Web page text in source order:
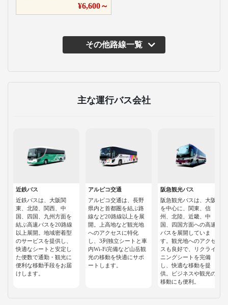
¥6,600～
その他路線一覧
主な運行バス会社
近鉄バス
近鉄バスは、大阪関
東、北陸、関西、中
国、四国、九州方面を
結ぶ高速バスを20路線
以上展開。地域密着型
のサービスを提供し、
快適なシートと安定し
た便数で通勤・観光に
便利な移動手段をお届
けします。
アルピコ交通
アルピコ交通は、長野
県内と首都圏を結ぶ路
線など20路線以上を展
開。上高地など観光地
へのアクセスに特化
し、3列独立シートと車
内Wi-Fi完備など山岳観
光の移動を快適にサポ
ートします。
阪急観光バス
阪急観光バスは、大阪
を中心に、関東、信
州、北陸、近畿、中
国、四国方面への高速
バスを展開していま
す。観光地へのアクセ
スも良好で、リクライ
ニングシートを完備
し、快適な移動を提
供。ビジネスや観光の
移動にも便利。